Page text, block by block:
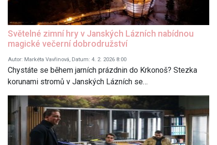
Světelné zimní hry v Janských Lázních nabídnou
magické večerní dobrodružství
Autor: Markéta Vavřinová, Datum: 4. 2. 2026 8:00
Chystáte se během jarních prázdnin do Krkonoš? Stezka
korunami stromů v Janských Lázních se…